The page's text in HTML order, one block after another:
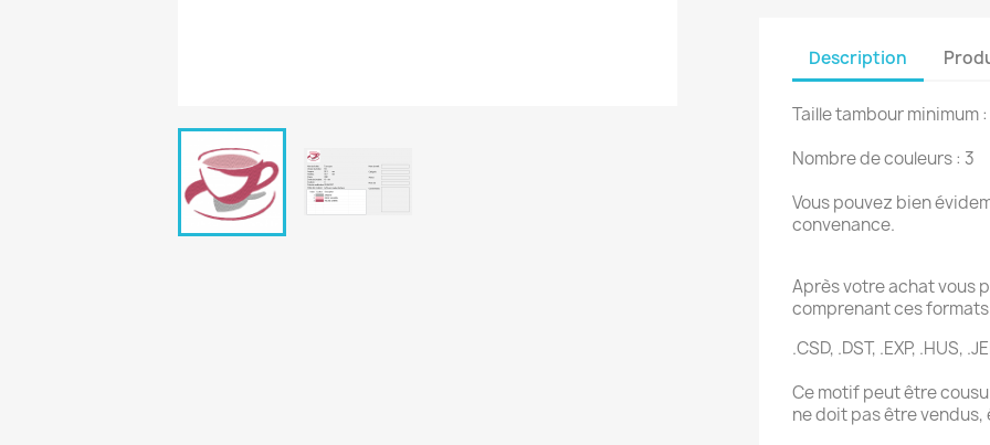
Description
Taille tambour minimum :
Nombre de couleurs : 3
Vous pouvez bien
convenance.
Après votre achat vous
comprenant ces formats
.CSD, .DST, .EXP, .HUS,
Ce motif peut être
ne doit pas être